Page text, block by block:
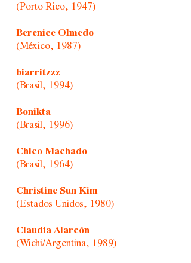
(Porto Rico, 1947)
Berenice Olmedo
(México, 1987)
biarritzzz
(Brasil, 1994)
Bonikta
(Brasil, 1996)
Chico Machado
(Brasil, 1964)
Christine Sun Kim
(Estados Unidos, 1980)
Claudia Alarcón
(Wichi/Argentina, 1989)